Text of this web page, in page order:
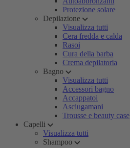
Protezione solare
Depilazione
Visualizza tutti
Cera fredda e calda
Rasoi
Cura della barba
Crema depilatoria
Bagno
Visualizza tutti
Accessori bagno
Accappatoi
Asciugamani
Trousse e beauty case
Capelli
Visualizza tutti
Shampoo